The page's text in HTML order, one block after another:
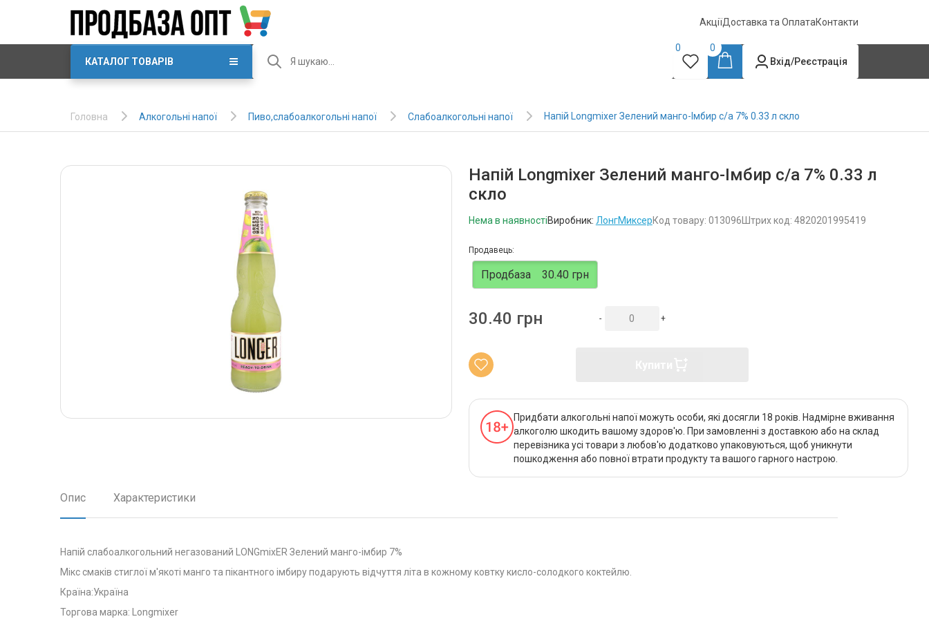
АкціїДоставка та ОплатаКонтакти
КАТАЛОГ ТОВАРІВ
0
0
Вхід/Реєстрація
Головна Алкогольні напої Пиво,слабоалкогольні напої Слабоалкогольні напої Напій Longmixer Зелений манго-Імбир с/а 7% 0.33 л скло
Напій Longmixer Зелений манго-Імбир с/а 7% 0.33 л
скло
Нема в наявностіВиробник: ЛонгМиксерКод товару: 013096 Штрих код: 4820201995419
Продавець:
Продбаза 30.40 грн
30.40 грн - +
Придбати алкогольні напої можуть особи, які досягли 18 років. Надмірне вживання
алкоголю шкодить вашому здоров'ю. При замовленні з доставкою або на склад
перевізника усі товари з любов'ю додатково упаковуються, щоб уникнути
пошкодження або повної втрати продукту та вашого гарного настрою.
Опис Характеристики
Напій слабоалкогольний негазований LONGmixER Зелений манго-імбир 7%
Мікс смаків стиглої м'якоті манго та пікантного імбиру подарують відчуття літа в кожному ковтку кисло-солодкого коктейлю.
Країна:Україна
Торгова марка: Longmixer